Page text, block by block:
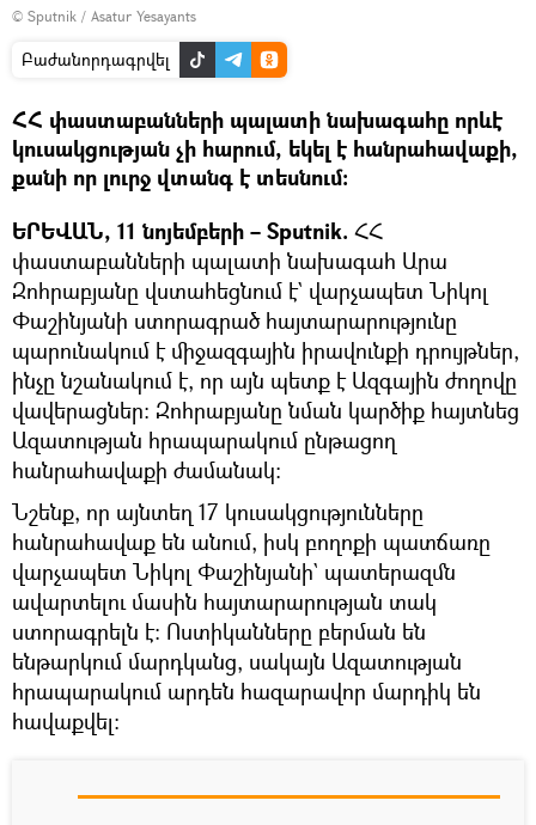
© Sputnik / Asatur Yesayants
Բաժանորդագրվել
ՀՀ փաստաբանների պալատի նախագահը որևէ
կուսակցության չի հարում, եկել է հանրահավաքի,
քանի որ լուրջ վտանգ է տեսնում։
ԵՐԵՎԱՆ, 11 նոյեմբերի – Sputnik. ՀՀ
փաստաբանների պալատի նախագահ Արա
Զոհրաբյանը վստահեցնում է` վարչապետ Նիկոլ
Փաշինյանի ստորագրած հայտարարությունը
պարունակում է միջազգային իրավունքի դրույթներ,
ինչը նշանակում է, որ այն պետք է Ազգային ժողովը
վավերացներ։ Զոհրաբյանը նման կարծիք հայտնեց
Ազատության հրապարակում ընթացող
հանրահավաքի ժամանակ։
Նշենք, որ այնտեղ 17 կուսակցությունները
հանրահավաք են անում, իսկ բողոքի պատճառը
վարչապետ Նիկոլ Փաշինյանի` պատերազմն
ավարտելու մասին հայտարարության տակ
ստորագրելն է։ Ոստիկանները բերման են
ենթարկում մարդկանց, սակայն Ազատության
հրապարակում արդեն հազարավոր մարդիկ են
հավաքվել։